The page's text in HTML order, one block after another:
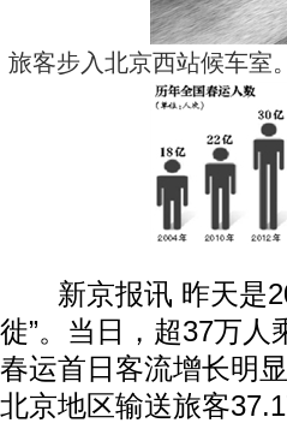
旅客步入北京西站候车室
新京报讯 昨天是
徙”。当日，超37万
春运首日客流增长明
北京地区输送旅客